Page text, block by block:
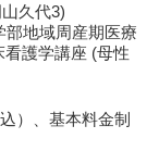
久代3)
部地域周産期医療
護学講座 (母性
）、基本料金制